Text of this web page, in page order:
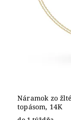
Náramok zo
topásom, 14K